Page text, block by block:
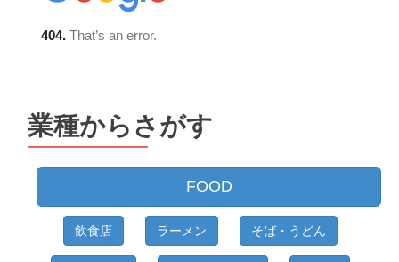
業種からさがす
FOOD
飲食店 ラーメン そば・うどん